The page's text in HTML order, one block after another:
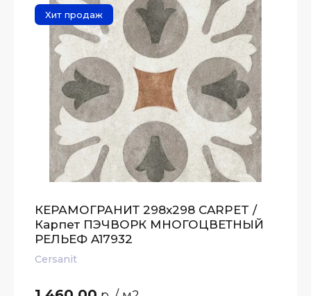
Хит продаж
КЕРАМОГРАНИТ 298x298 CARPET /
Карпет ПЭЧВОРК МНОГОЦВЕТНЫЙ
РЕЛЬЕФ A17932
Cersanit